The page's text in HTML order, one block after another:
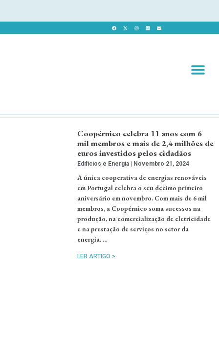
Coopérnico celebra 11 anos com 6
mil membros e mais de 2,4 milhões de
euros investidos pelos cidadãos
Edifícios e Energia Novembro 21, 2024
A única cooperativa de energias renováveis
em Portugal celebra o seu décimo primeiro
aniversário em novembro. Com mais de 6 mil
membros, a Coopérnico soma sucessos na
produção, na comercialização de eletricidade
e na prestação de serviços no setor da
energia. …
LER ARTIGO >